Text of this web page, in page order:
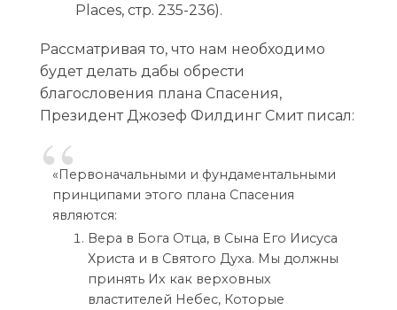
Places, стр. 235-236).
Рассматривая то, что нам необходимо
будет делать дабы обрести
благословения плана Спасения,
Президент Джозеф Филдинг Смит писал:
«Первоначальными и фундаментальными
принципами этого плана Спасения
являются:
Вера в Бога Отца, в Сына Его Иисуса
Христа и в Святого Духа. Мы должны
принять Их как верховных
властителей Небес, Которые